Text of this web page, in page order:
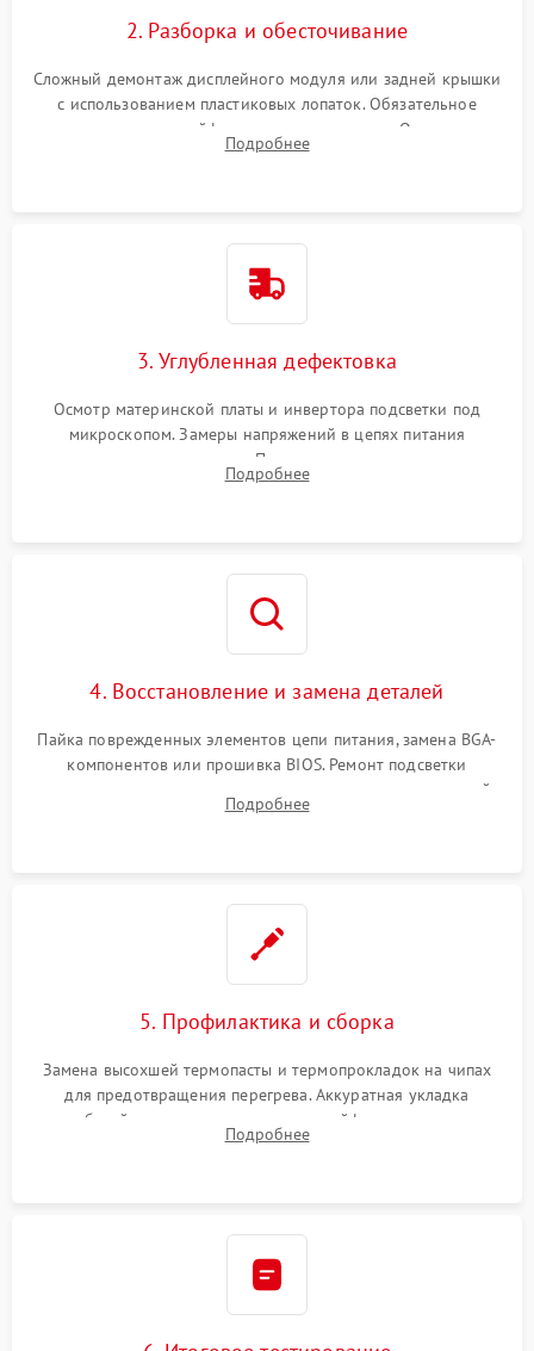
Повреждение внутренних проводов
Механические повреждения
Поломка батареи (если
Неисправность тачпада
1500 ₽ Подробнее →
1000 ₽
Неисправность BIOS 1500 ₽ Подробнее →
2. Разборка и обесточивание
Сложный демонтаж дисплейного модуля или задней крышки
с использованием пластиковых лопаток. Обязательное
отключение шлейфов матрицы и питания. Очистка
массивной системы охлаждения от скопившейся пыли.
Подробнее
3. Углубленная дефектовка
Осмотр материнской платы и инвертора подсветки под
микроскопом. Замеры напряжений в цепях питания
процессора и видеокарты. Проверка состояния жесткого
диска и оперативной памяти с помощью POST-карт и
Подробнее
4. Восстановление и замена деталей
Пайка поврежденных элементов цепи питания, замена BGA-
компонентов или прошивка BIOS. Ремонт подсветки
матрицы, замена неисправного накопителя на скоростной
SSD или установка новых модулей памяти.
Подробнее
5. Профилактика и сборка
Замена высохшей термопасты и термопрокладок на чипах
для предотвращения перегрева. Аккуратная укладка
кабелей, подключение хрупких шлейфов матрицы и
надежная фиксация всех элементов внутри корпуса
Подробнее